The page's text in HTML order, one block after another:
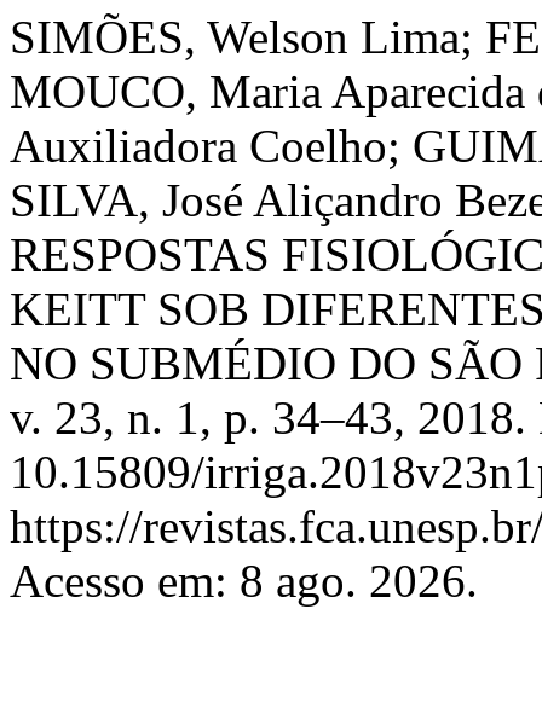
SIMÕES, Welson Lima;
MOUCO, Maria
Auxiliadora Coelho;
SILVA, José Aliçandro
RESPOSTAS
KEITT SOB
NO SUBMÉDIO DO
v. 23, n. 1, p. 34–43,
10.15809/
https://
Acesso em: 8 ago. 2026.